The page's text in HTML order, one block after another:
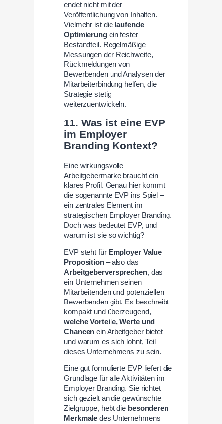
endet nicht mit der
Veröffentlichung von Inhalten.
Vielmehr ist die laufende
Optimierungein fester
Bestandteil. Regelmäßige
Messungen der Reichweite,
Rückmeldungen von
Bewerbenden und Analysen der
Mitarbeiterbindung helfen, die
Strategie stetig
weiterzuentwickeln.
11. Was ist eine EVP
im Employer
Branding Kontext?
Eine wirkungsvolle
Arbeitgebermarke braucht ein
klares Profil. Genau hier kommt
die sogenannte EVP ins Spiel –
ein zentrales Element im
strategischen Employer Branding.
Doch was bedeutet EVP, und
warum ist sie so wichtig?
EVP steht für Employer Value
Proposition– also das
Arbeitgeberversprechen, das
ein Unternehmen seinen
Mitarbeitenden und potenziellen
Bewerbenden gibt. Es beschreibt
kompakt und überzeugend,
welche Vorteile, Werte und
Chancen ein Arbeitgeber bietet
und warum es sich lohnt, Teil
dieses Unternehmens zu sein.
Eine gut formulierte EVP liefert die
Grundlage für alle Aktivitäten im
Employer Branding. Sie richtet
sich gezielt an die gewünschte
Zielgruppe, hebt die besonderen
Merkmale des Unternehmens